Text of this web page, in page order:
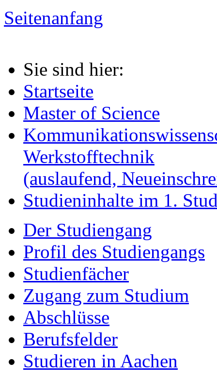
Seitenanfang
Sie sind hier:
Startseite
Master of Science
Werkstofftechnik
(auslaufend,
Studieninhalte im 1.
Der Studiengang
Profil des Studiengangs
Studienfächer
Zugang zum Studium
Abschlüsse
Berufsfelder
Studieren in Aachen